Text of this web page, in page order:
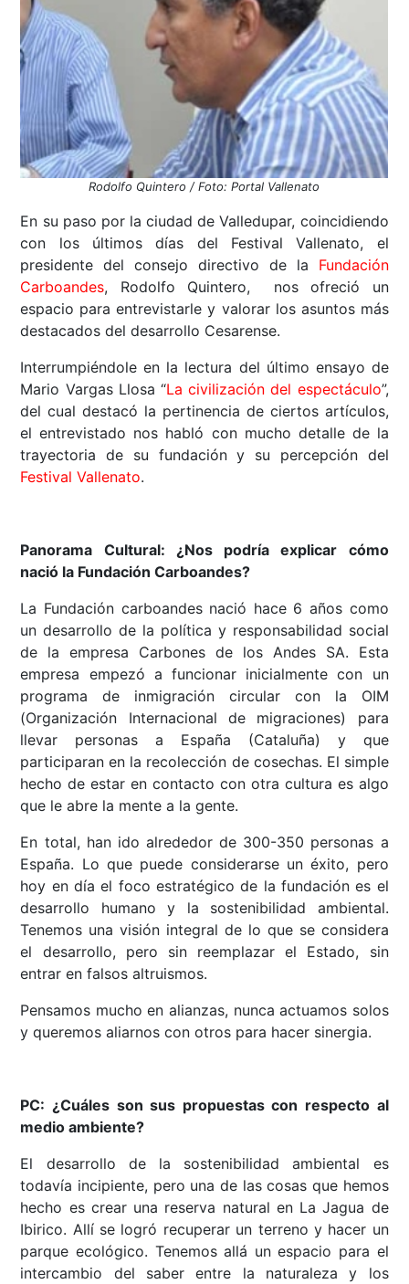
Rodolfo Quintero / Foto: Portal Vallenato
En su paso por la ciudad de Valledupar, coincidiendo
con los últimos días del Festival Vallenato, el
presidente del consejo directivo de la Fundación
Carboandes, Rodolfo Quintero, nos ofreció un
espacio para entrevistarle y valorar los asuntos más
destacados del desarrollo Cesarense.
Interrumpiéndole en la lectura del último ensayo de
Mario Vargas Llosa “La civilización del espectáculo”,
del cual destacó la pertinencia de ciertos artículos,
el entrevistado nos habló con mucho detalle de la
trayectoria de su fundación y su percepción del
Festival Vallenato.
Panorama Cultural: ¿Nos podría explicar cómo
nació la Fundación Carboandes?
La Fundación carboandes nació hace 6 años como
un desarrollo de la política y responsabilidad social
de la empresa Carbones de los Andes SA. Esta
empresa empezó a funcionar inicialmente con un
programa de inmigración circular con la OIM
(Organización Internacional de migraciones) para
llevar personas a España (Cataluña) y que
participaran en la recolección de cosechas. El simple
hecho de estar en contacto con otra cultura es algo
que le abre la mente a la gente.
En total, han ido alrededor de 300-350 personas a
España. Lo que puede considerarse un éxito, pero
hoy en día el foco estratégico de la fundación es el
desarrollo humano y la sostenibilidad ambiental.
Tenemos una visión integral de lo que se considera
el desarrollo, pero sin reemplazar el Estado, sin
entrar en falsos altruismos.
Pensamos mucho en alianzas, nunca actuamos solos
y queremos aliarnos con otros para hacer sinergia.
PC: ¿Cuáles son sus propuestas con respecto al
medio ambiente?
El desarrollo de la sostenibilidad ambiental es
todavía incipiente, pero una de las cosas que hemos
hecho es crear una reserva natural en La Jagua de
Ibirico. Allí se logró recuperar un terreno y hacer un
parque ecológico. Tenemos allá un espacio para el
intercambio del saber entre la naturaleza y los